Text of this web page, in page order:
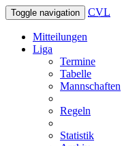
Toggle navigation CVL
Mitteilungen
Liga
Termine
Tabelle
Mannschaften
Regeln
Statistik